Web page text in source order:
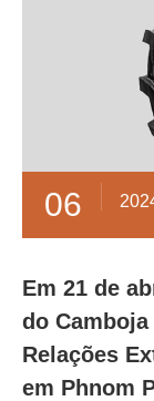
06
Em 21 de
do
Relações
em Phnom